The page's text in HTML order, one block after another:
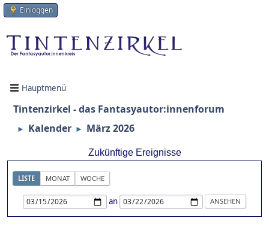
Einloggen
Hauptmenü
Tintenzirkel - das Fantasyautor:innenforum
► Kalender ► März 2026
Zukünftige Ereignisse
LISTE MONAT WOCHE
an